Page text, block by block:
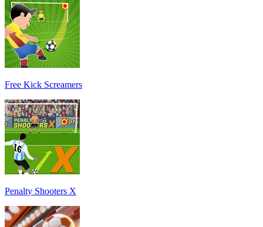
Free Kick Screamers
Penalty Shooters X